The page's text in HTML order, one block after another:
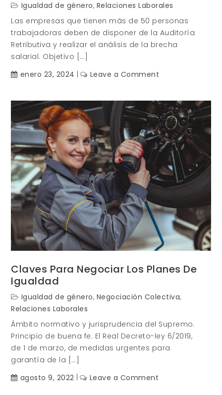
Igualdad de género, Relaciones Laborales
Las empresas que tienen más de 50 personas
trabajadoras deben de disponer de la Auditoría
Retributiva y realizar el análisis de la brecha
salarial. Objetivo […]
enero 23, 2024
Leave a Comment
Brecha
Salarial
Claves Para Negociar Los Planes De
Igualdad
Igualdad de género, Negociación Colectiva,
Relaciones Laborales
Ámbito normativo y jurisprudencia del Supremo.
Principio de buena fe. El Real Decreto-ley 6/2019,
de 1 de marzo, de medidas urgentes para
garantía de la […]
agosto 9, 2022
Leave a Comment